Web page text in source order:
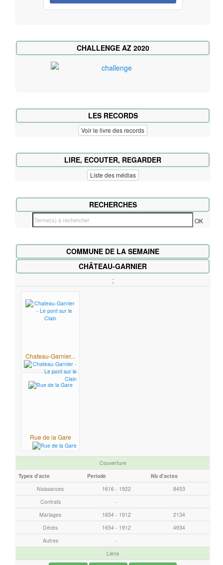
CHALLENGE AZ 2020
LES RECORDS
Voir le livre des records
LIRE, ECOUTER, REGARDER
Liste des médias
RECHERCHES
T
e
s
)
h
r
OK
COMMUNE DE LA SEMAINE
CHÂTEAU-GARNIER
;
Chateau-Garnier...
Rue de la Gare
Couverture
Types d'acte
Periode
Nb d'actes
Naissances
1616 - 1922
8453
Contrats
-
Mariages
1654 - 1912
2134
Décès
1654 - 1912
4934
Autres
-
Liens